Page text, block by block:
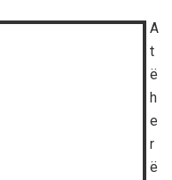
A
t
ë
h
e
r
ë